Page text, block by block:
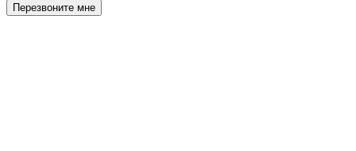
Перезвоните мне